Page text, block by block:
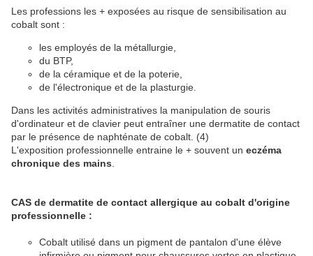
Les professions les + exposées au risque de sensibilisation au
cobalt sont :
les employés de la métallurgie,
du BTP,
de la céramique et de la poterie,
de l'électronique et de la plasturgie.
Dans les activités administratives la manipulation de souris
d'ordinateur et de clavier peut entraîner une dermatite de contact
par le présence de naphténate de cobalt. (4)
L'exposition professionnelle entraine le + souvent un eczéma
chronique des mains
CAS de dermatite de contact allergique au cobalt d'origine
professionnelle :
Cobalt utilisé dans un pigment de pantalon d'une élève